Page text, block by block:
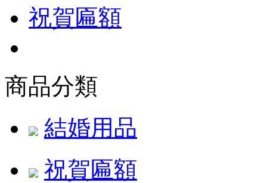
祝賀匾額
商品分類
結婚用品
祝賀匾額